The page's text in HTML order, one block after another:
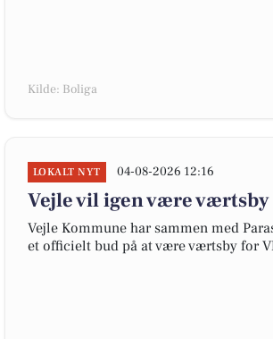
Kilde: Boliga
LOKALT NYT 04-08-2026 12:16
Vejle vil igen være
Vejle Kommune har sammen med
et officielt bud på at være værtsby for